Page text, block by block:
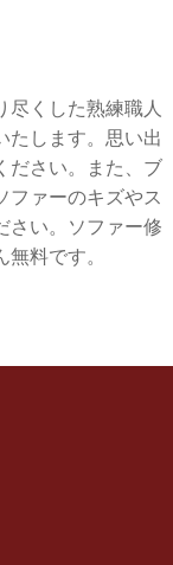
尽くした熟練職人
たします。思い出
ださい。また、ブ
ファーのキズやス
さい。ソファー修
料です。